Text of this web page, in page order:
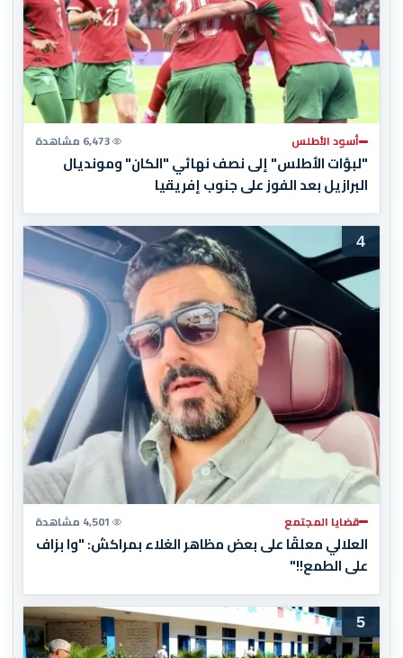
أسود الأطلس 6,473 مشاهدة
"لبؤات الأطلس" إلى نصف نهائي "الكان" ومونديال
البرازيل بعد الفوز على جنوب إفريقيا
4
قضايا المجتمع 4,501 مشاهدة
العلالي معلقًا على بعض مظاهر الغلاء بمراكش: "وا بزاف
على الطمع!!"
5